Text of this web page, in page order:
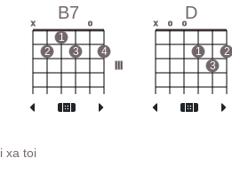
B7
x
2
1
3
o
4
D
x o o
1
3
2
xa toi